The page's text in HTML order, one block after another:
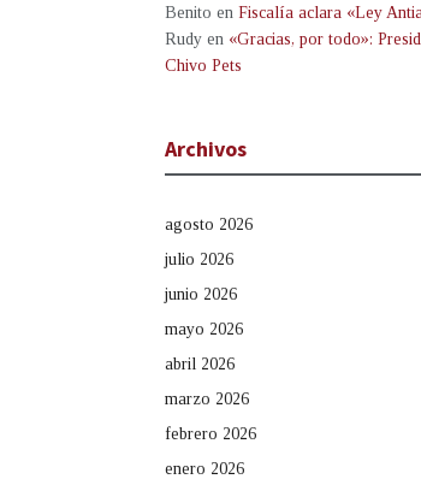
Benito en Fiscalía aclara «Ley
Rudy en «Gracias, por todo»:
Chivo Pets
Archivos
agosto 2026
julio 2026
junio 2026
mayo 2026
abril 2026
marzo 2026
febrero 2026
enero 2026